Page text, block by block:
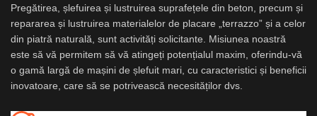
Pregătirea, șlefuirea și lustruirea suprafețele din beton, precum și
repararea și lustruirea materialelor de placare „terrazzo” și a celor
din piatră naturală, sunt activități solicitante. Misiunea noastră
este să vă permitem să vă atingeți potențialul maxim, oferindu-vă
o gamă largă de mașini de șlefuit mari, cu caracteristici și beneficii
inovatoare, care să se potrivească necesităților dvs.